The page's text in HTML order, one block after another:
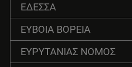
ΕΔΕΣΣΑ
ΕΥΒΟΙΑ ΒΟΡΕΙΑ
ΕΥΡΥΤΑΝΙΑΣ ΝΟΜΟΣ